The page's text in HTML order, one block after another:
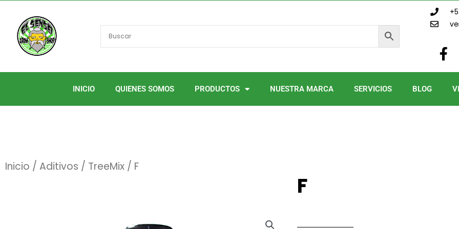
contenido
F
a
c
INICIO QUIENES SOMOS PRODUCTOS NUESTRA MARCA SERVICIOS BLOG
Inicio / Aditivos / TreeMix / F
F